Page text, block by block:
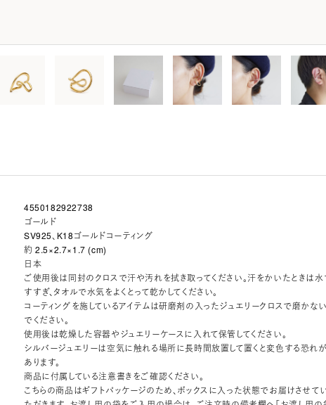
4550182922738
ゴールド
SV925、K18ゴールドコーティング
約 2.5×2.7×1.7 (cm)
日本
ご使用後は同封のクロスで汗や汚れを拭き取ってください。汗をかいたときは
すすぎ、タオルで水気をよくとって乾かしてください。
コーティングを施しているアイテムは研磨剤の入ったジュエリークロスで磨かな
でください。
使用後は乾燥した容器やジュエリーケースに入れて保管してください。
シルバージュエリーは空気に触れる場所に長時間放置して置くと変色する恐れ
あります。
商品に付属している注意書きをご確認ください。
こちらの商品はギフトパッケージのため、ボックスに入った状態でお届けさせて